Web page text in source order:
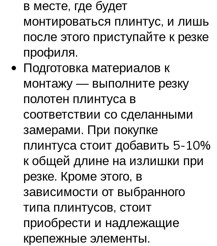
в месте, где будет
монтироваться плинтус, и лишь
после этого приступайте к резке
профиля.
Подготовка материалов к
монтажу — выполните резку
полотен плинтуса в
соответствии со сделанными
замерами. При покупке
плинтуса стоит добавить 5-10%
к общей длине на излишки при
резке. Кроме этого, в
зависимости от выбранного
типа плинтусов, стоит
приобрести и надлежащие
крепежные элементы.